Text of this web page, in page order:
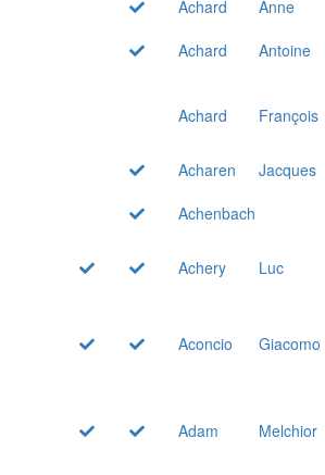
Achard
Anne
Achard
Antoine
Achard
François
Acharen
Jacques
Achenbach
Achery
Luc
Aconcio Giacomo
Adam Melchior